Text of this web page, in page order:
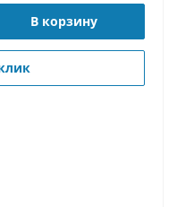
В корзину